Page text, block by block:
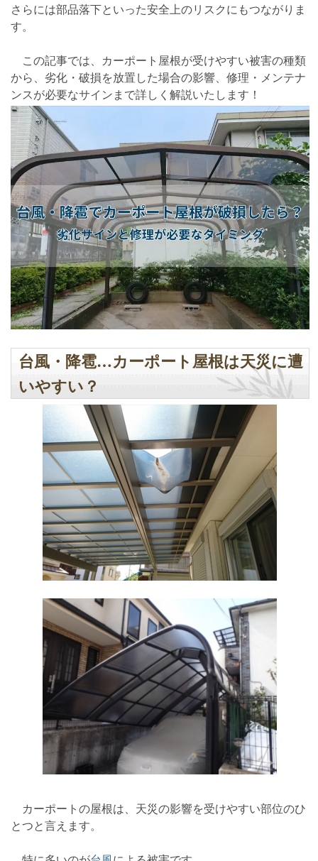
さらには部品落下といった安全上のリスクにもつながりま
す。
この記事では、カーポート屋根が受けやすい被害の種類
から、劣化・破損を放置した場合の影響、修理・メンテナ
ンスが必要なサインまで詳しく解説いたします！
台風・降雹…カーポート屋根は天災に遭
いやすい？
カーポートの屋根は、天災の影響を受けやすい部位のひ
とつと言えます。